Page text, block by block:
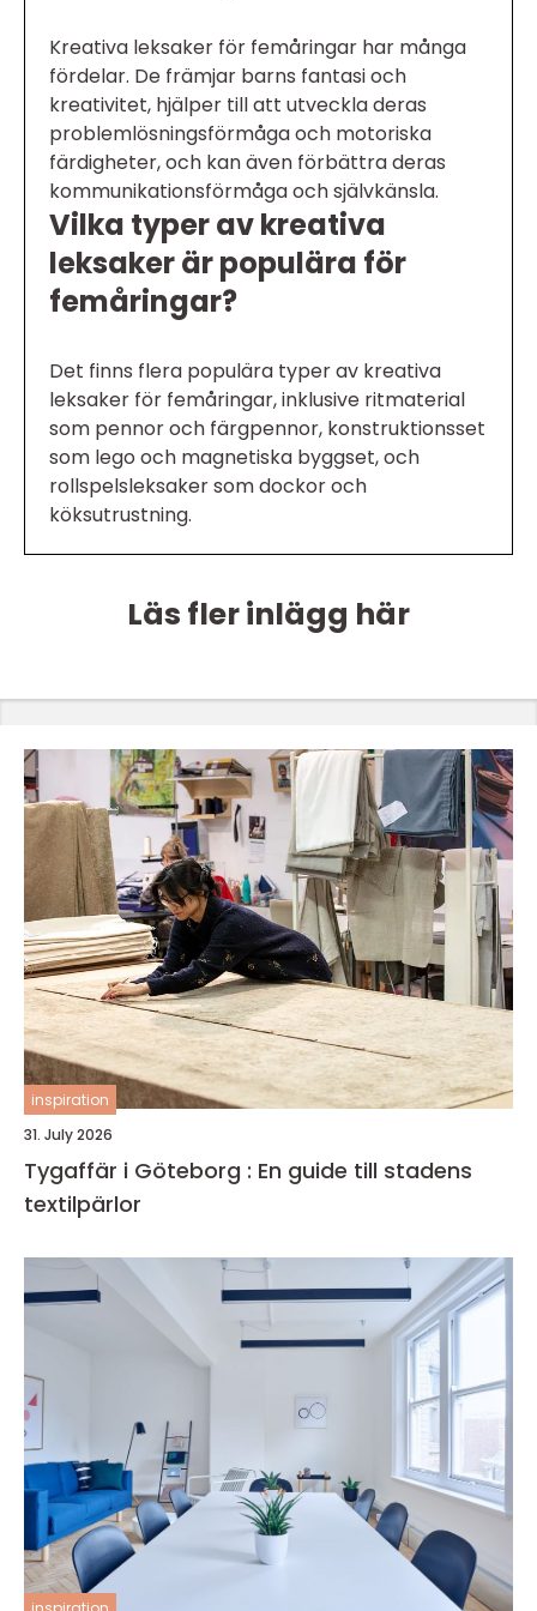
Kreativa leksaker för femåringar har många
fördelar. De främjar barns fantasi och
kreativitet, hjälper till att utveckla deras
problemlösningsförmåga och motoriska
färdigheter, och kan även förbättra deras
kommunikationsförmåga och självkänsla.
Vilka typer av kreativa
leksaker är populära för
femåringar?
Det finns flera populära typer av kreativa
leksaker för femåringar, inklusive ritmaterial
som pennor och färgpennor, konstruktionsset
som lego och magnetiska byggset, och
rollspelsleksaker som dockor och
köksutrustning.
Läs fler inlägg här
inspiration
31. July 2026
Tygaffär i Göteborg : En guide till stadens
textilpärlor